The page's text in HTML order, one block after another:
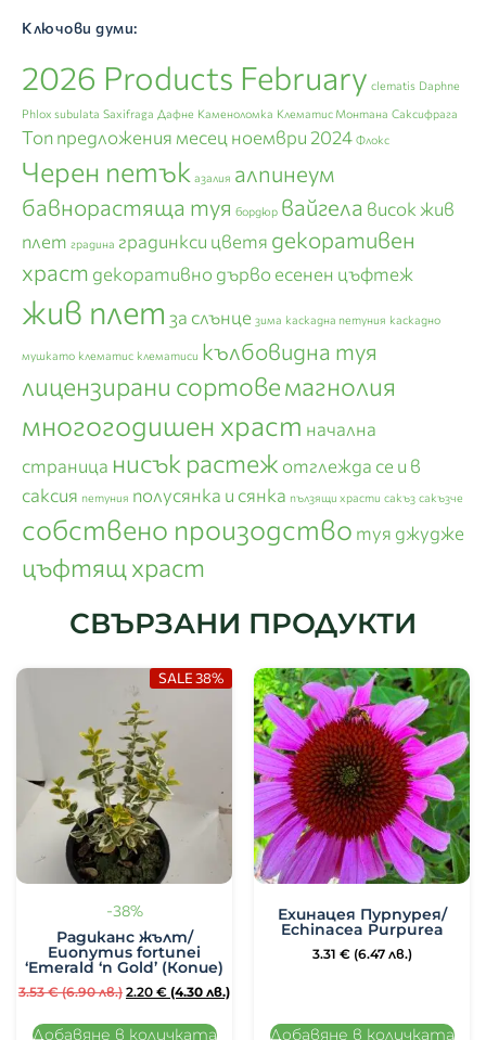
Ключови думи:
2026 Products February clematis Daphne
Phlox subulata Saxifraga Дафне Каменоломка Клематис Монтана Саксифрага
Топ предложения месец ноември 2024 Флокс
Черен петък азалия алпинеум
бавнорастяща туя бордюр вайгела висок жив
плет градина градинкси цветя декоративен
храст декоративно дърво есенен цъфтеж
жив плет за слънце зима каскадна петуния каскадно
мушкато клематис клематиси кълбовидна туя
лицензирани сортовемагнолия
многогодишен храст начална
страница нисък растеж отглежда се и в
саксия петуния полусянка и сянка пълзящи храсти сакъз сакъзче
собствено произодство туя джудже
цъфтящ храст
СВЪРЗАНИ ПРОДУКТИ
-38%
Радиканс жълт/
Euonymus fortunei
‘Emerald ‘n Gold’ (Копие)
SALE 38%
3.53€ (6.90 лв.) 2.20 € (4.30 лв.)
Добавяне в количката
Ехинацея Пурпурея/
Echinacea Purpurea
3.31 € (6.47 лв.)
Добавяне в количката